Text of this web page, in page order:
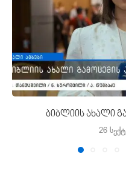
ბიბლიის ახალი
26